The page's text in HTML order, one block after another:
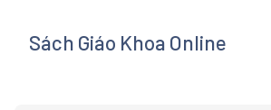
Sách Giáo Khoa Online